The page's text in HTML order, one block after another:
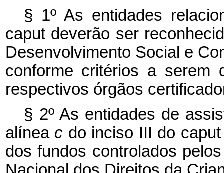
§ 1º As entidades
caput deverão ser
Desenvolvimento Social e
conforme critérios a serem
respectivos órgãos
§ 2º As entidades de
alínea c do inciso III do
dos fundos controlados